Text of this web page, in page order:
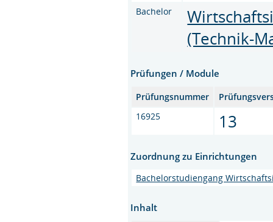
Bachelor
(Technik-
Prüfungen / Module
Prüfungsnummer
16925
13
Zuordnung zu Einrichtungen
Bachelorstudiengang
Inhalt